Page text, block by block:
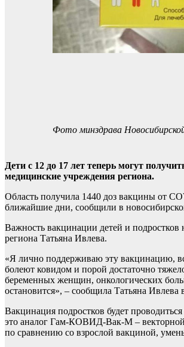
Фото минздрава
Дети с 12 до 17 лет теперь могут
медицинские учреждения региона.
Область получила 1440 доз вакцины от
ближайшие дни, сообщили в
Важность вакцинации детей и
региона Татьяна Ивлева.
«Я лично поддерживаю эту вакцинацию,
болеют ковидом и порой достаточно
беременных женщин, онкологических
остановится», – сообщила Татьяна Ивлева
Вакцинация подростков будет
это аналог Гам-КОВИД-Вак-М –
по сравнению со взрослой вакциной,